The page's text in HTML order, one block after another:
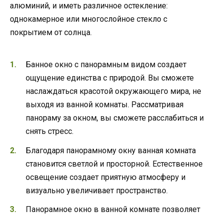
алюминий, и иметь различное остекление:
однокамерное или многослойное стекло с
покрытием от солнца.
Банное окно с панорамным видом создает
ощущение единства с природой. Вы сможете
наслаждаться красотой окружающего мира, не
выходя из ванной комнаты. Рассматривая
панораму за окном, вы сможете расслабиться и
снять стресс.
Благодаря панорамному окну ванная комната
становится светлой и просторной. Естественное
освещение создает приятную атмосферу и
визуально увеличивает пространство.
Панорамное окно в ванной комнате позволяет